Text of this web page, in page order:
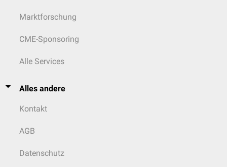
Marktforschung
CME-Sponsoring
Alle Services
Alles andere
Kontakt
AGB
Datenschutz